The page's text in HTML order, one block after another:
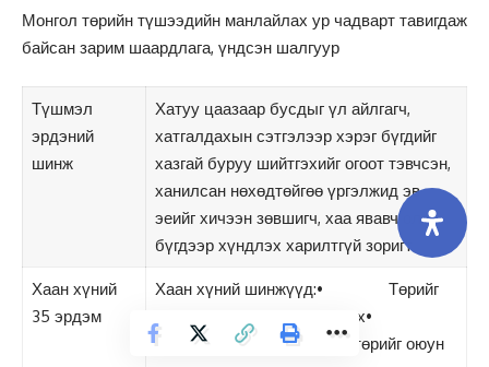
Монгол төрийн түшээдийн манлайлах ур чадварт тавигдаж
байсан зарим шаардлага, үндсэн шалгуур
Түшмэл
эрдэний
шинж
Хатуу цаазаар бусдыг үл айлгагч,
хатгалдахын сэтгэлээр хэрэг бүгдийг
хазгай буруу шийтгэхийг огоот тэвчсэн,
ханилсан нөхөдтөйгөө үргэлжид эв
эеийг хичээн зөвшигч, хаа явавч олон
бүгдээр хүндлэх харилтгүй зоригт
Хаан хүний
35 эрдэм
Хаан хүний шинжүүд:• Төрийг
засах• Ардыг ачлах•
Эрдмийг дээдлэх.Улмаар төрийг оюун